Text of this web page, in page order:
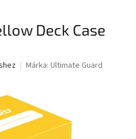
Deck Case
Márka: Ultimate Guard